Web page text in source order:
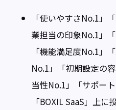
「使いやすさNo.1」
業担当の印象No.1」
「機能満足度No.1」
No.1」「初期設定の
当性No.1」「サポー
「BOXIL SaaS」上